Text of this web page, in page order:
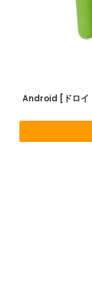
Android [ドロイ